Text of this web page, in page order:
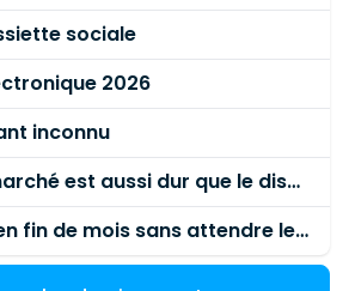
sociale
2026
inconnu
Est-ce que le marché est aussi dur que le disent les commerciaux ?
ESN qui paient en fin de mois sans attendre le paiement client ?